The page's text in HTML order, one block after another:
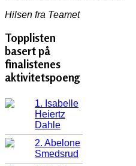
Hilsen fra Teamet
Topplisten
basert på
finalistenes
aktivitetspoeng
1. Isabelle
Heiertz
Dahle
2. Abelone
Smedsrud